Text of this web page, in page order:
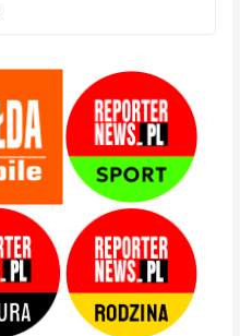
– okna i drzwi |
Producent |
– Zaścianki
– Okna Drzwi
Rolety | Białystok